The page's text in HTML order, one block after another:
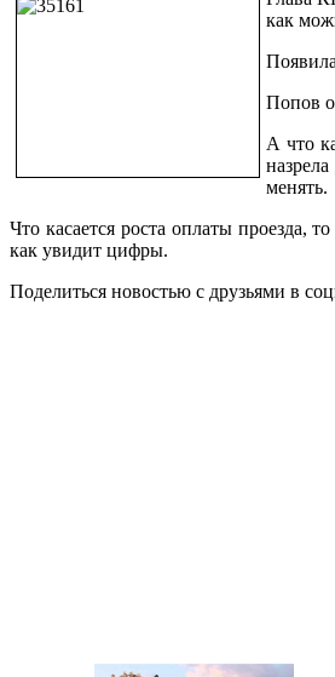
как
Попов
А что
менять.
Что касается роста оплаты проезда,
как увидит цифры.
Поделиться новостью с друзьями в